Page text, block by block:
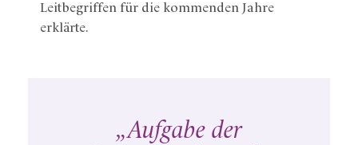
Leitbegriffen für die kommenden Jahre
erklärte.
„Aufgabe der